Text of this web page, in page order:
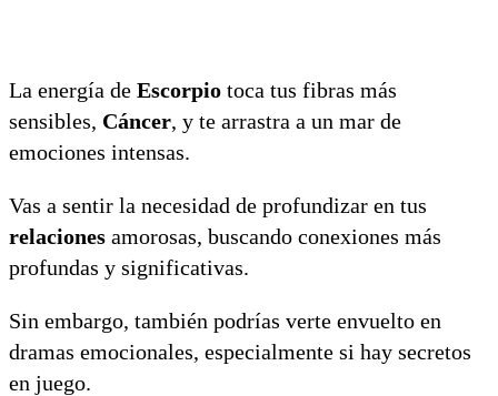
La energía de Escorpio toca tus fibras más
sensibles, Cáncer, y te arrastra a un mar de
emociones intensas.
Vas a sentir la necesidad de profundizar en tus
relaciones amorosas, buscando conexiones más
profundas y significativas.
Sin embargo, también podrías verte envuelto en
dramas emocionales, especialmente si hay secretos
en juego.